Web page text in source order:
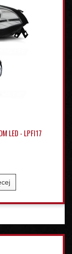
LED - LPFI17